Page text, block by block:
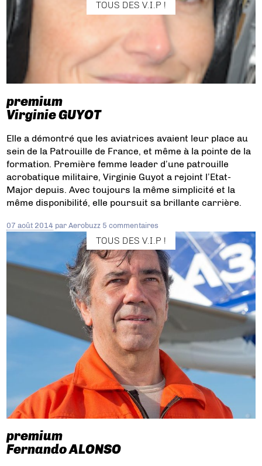
TOUS DES V.I.P !
premium
Virginie GUYOT
Elle a démontré que les aviatrices avaient leur place au
sein de la Patrouille de France, et même à la pointe de la
formation. Première femme leader d’une patrouille
acrobatique militaire, Virginie Guyot a rejoint l’Etat-
Major depuis. Avec toujours la même simplicité et la
même disponibilité, elle poursuit sa brillante carrière.
07 août 2014 parAerobuzz 5 commentaires
TOUS DES V.I.P !
premium
Fernando ALONSO